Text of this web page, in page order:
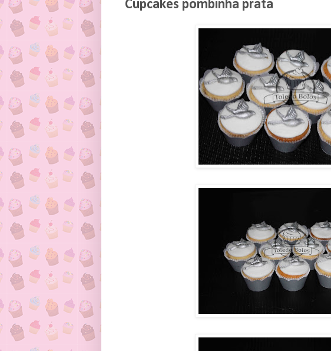
Cupcakes pombinha prata